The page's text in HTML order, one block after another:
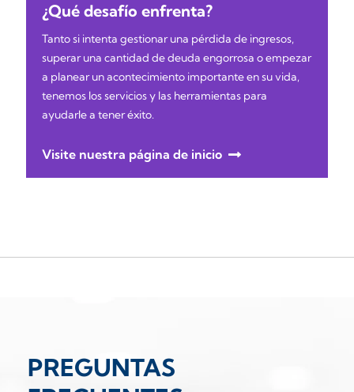
¿Qué desafío enfrenta?
Tanto si intenta gestionar una pérdida de ingresos,
superar una cantidad de deuda engorrosa o empezar
a planear un acontecimiento importante en su vida,
tenemos los servicios y las herramientas para
ayudarle a tener éxito.
Visite nuestra página de inicio
PREGUNTAS